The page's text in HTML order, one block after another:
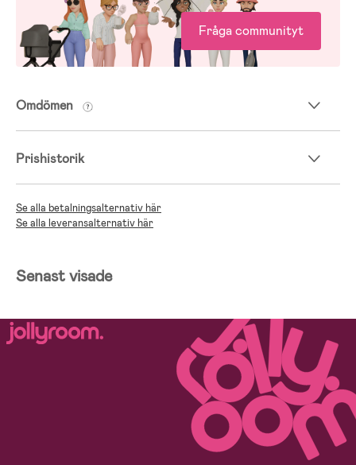
Fråga communityt
Omdömen
Prishistorik
Se alla betalningsalternativ här
Se alla leveransalternativ här
Senast visade